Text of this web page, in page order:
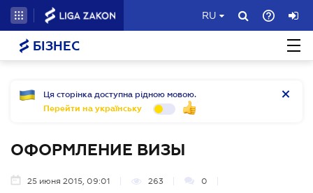
RU
БІЗНЕС
Ця сторінка доступна рідною мовою.
Перейти на українську
ОФОРМЛЕНИЕ ВИЗЫ
25 июня 2015, 09:01 263 0